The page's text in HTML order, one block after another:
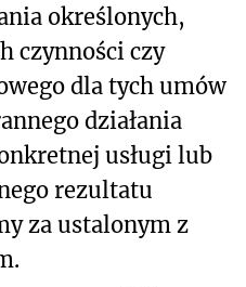
określonych,
czynności czy
dla tych umów
działania
usługi lub
rezultatu
za ustalonym z